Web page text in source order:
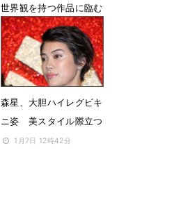
世界観を持つ作品に臨む
姿勢
3月30日 18時00分
森星、大胆ハイレグビキ
ニ姿 美スタイル際立つ
1月7日 12時42分